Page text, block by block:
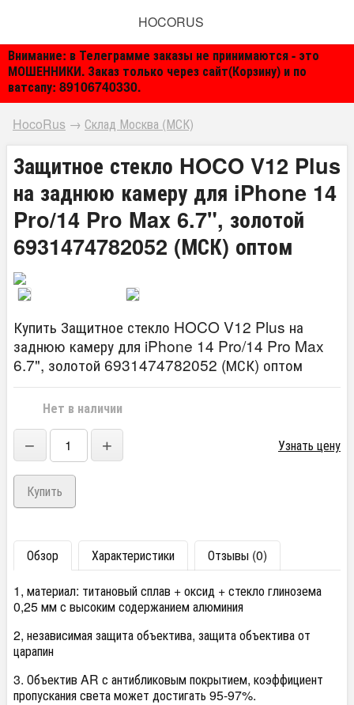
Внимание: в Телеграмме заказы не принимаются - это
МОШЕННИКИ. Заказ только через сайт(Корзину) и по
ватсапу: 89106740330.
HOCORUS
HocoRus → Склад Москва (МСК)
Защитное стекло HOCO V12 Plus
на заднюю камеру для iPhone 14
Pro/14 Pro Max 6.7", золотой
6931474782052 (МСК) оптом
Купить Защитное стекло HOCO V12 Plus на
заднюю камеру для iPhone 14 Pro/14 Pro Max
6.7", золотой 6931474782052 (МСК) оптом
Нет в наличии
− + Узнать цену
Обзор Характеристики
Отзывы (0)
1, материал: титановый сплав + оксид + стекло глинозема
0,25 мм с высоким содержанием алюминия
2, независимая защита объектива, защита объектива от
царапин
3. Объектив AR с антибликовым покрытием, коэффициент
пропускания света может достигать 95-97%.